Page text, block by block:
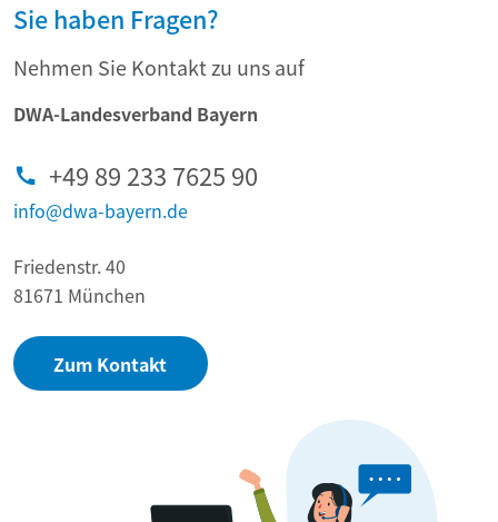
Sie haben Fragen?
Nehmen Sie Kontakt zu uns auf
DWA-Landesverband Bayern
+49 89 233 7625 90
info@dwa-bayern.de
Friedenstr. 40
81671 München
Zum Kontakt